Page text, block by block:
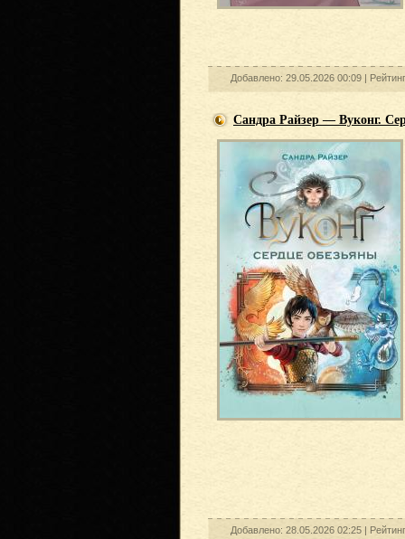
Добавлено: 29.05.2026 00:09 |
Сандра Райзер — Вуконг.
Добавлено: 28.05.2026 02:25 |